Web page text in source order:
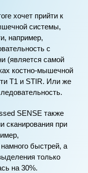
хочет прийти к
системы,
например,
с
(является самой
костно-мышечной
T1 и STIR. Или же
SENSE также
сканирования при
быстрей, а
только
на 30%.